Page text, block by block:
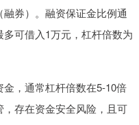
券）。融资保证金比例通
可借入1万元，杠杆倍数为
，通常杠杆倍数在5-10倍
存在资金安全风险，且可